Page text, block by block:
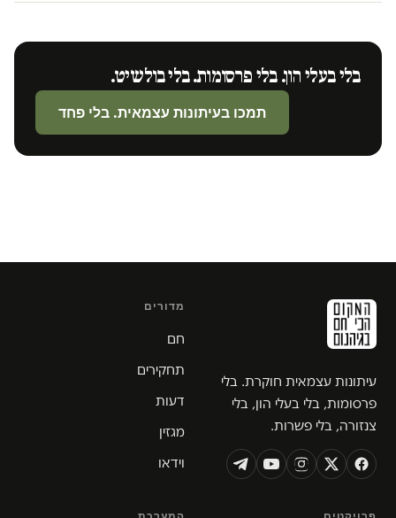
בלי בעלי הון. בלי פרסומות. בלי בולשיט.
תמכו בעיתונות עצמאית. בלי פחד
עיתונות עצמאית חוקרת. בלי
פרסומות, בלי בעלי הון, בלי
צנזורה, בלי פשרות.
מדורים
חם
תחקירים
דעות
מגזין
וידאו